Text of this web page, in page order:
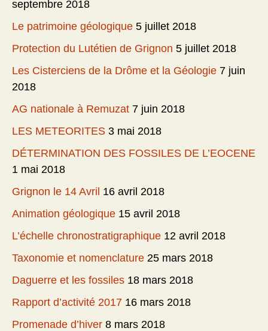
septembre 2018
Le patrimoine géologique 5 juillet 2018
Protection du Lutétien de Grignon 5 juillet 2018
Les Cisterciens de la Drôme et la Géologie 7 juin
2018
AG nationale à Remuzat 7 juin 2018
LES METEORITES 3 mai 2018
DÉTERMINATION DES FOSSILES DE L’EOCENE
1 mai 2018
Grignon le 14 Avril 16 avril 2018
Animation géologique 15 avril 2018
L’échelle chronostratigraphique 12 avril 2018
Taxonomie et nomenclature 25 mars 2018
Daguerre et les fossiles 18 mars 2018
Rapport d’activité 2017 16 mars 2018
Promenade d’hiver 8 mars 2018